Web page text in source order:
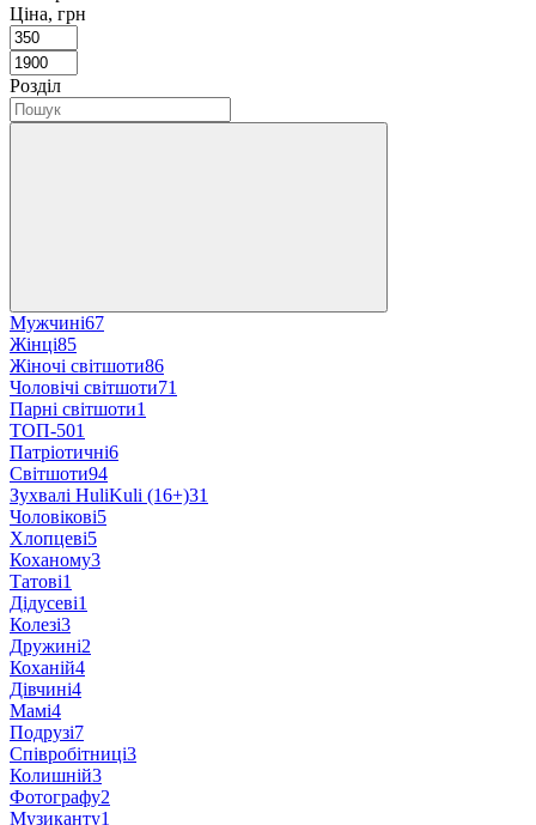
Ціна, грн
Розділ
Мужчині67
Жінці85
Жіночі світшоти86
Чоловічі світшоти71
Парні світшоти1
ТОП-501
Патріотичні6
Світшоти94
Зухвалі HuliKuli (16+)31
Чоловікові5
Хлопцеві5
Коханому3
Татові1
Дідусеві1
Колезі3
Дружині2
Коханій4
Дівчині4
Мамі4
Подрузі7
Співробітниці3
Колишній3
Фотографу2
Музиканту1